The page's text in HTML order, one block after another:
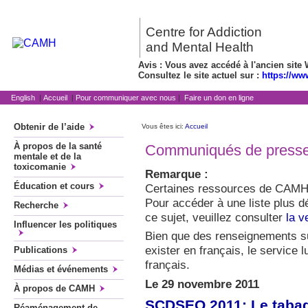
Centre for Addiction
and Mental Health
Avis : Vous avez accédé à l'ancien site
Consultez le site actuel sur : https://
English | Accueil | Pour communiquer avec nous | Faire un don en ligne
Obtenir de l’aide
À propos de la santé
mentale et de la
toxicomanie
Éducation et cours
Recherche
Influencer les politiques
Publications
Médias et événements
À propos de CAMH
Vous êtes ici: Accueil
Communiqués de
Remarque :
Certaines ressources de
Pour accéder à une liste plus
ce sujet, veuillez consulter la
Bien que des renseignements
exister en français, le service
français.
Le 29 novembre 2011